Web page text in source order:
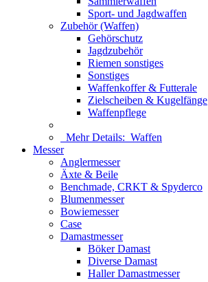
Sport- und Jagdwaffen
Zubehör (Waffen)
Gehörschutz
Jagdzubehör
Riemen sonstiges
Sonstiges
Waffenkoffer & Futterale
Zielscheiben & Kugelfänge
Waffenpflege
Mehr Details: Waffen
Messer
Anglermesser
Äxte & Beile
Benchmade, CRKT & Spyderco
Blumenmesser
Bowiemesser
Case
Damastmesser
Böker Damast
Diverse Damast
Haller Damastmesser